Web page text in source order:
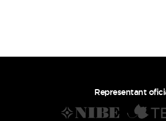
Representant